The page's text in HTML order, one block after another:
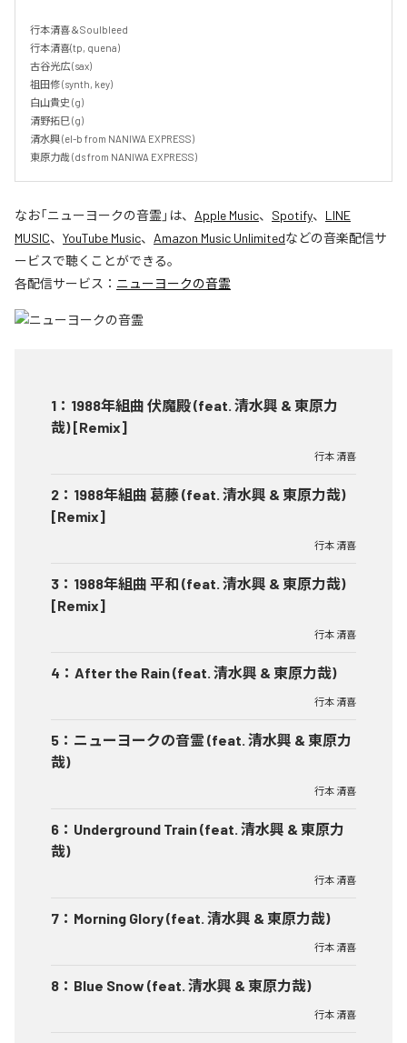
行本清喜＆Soulbleed
行本清喜(tp, quena)
古谷光広 (sax)
祖田修 (synth, key)
白山貴史 (g)
清野拓巳 (g)
清水興 (el-b from NANIWA EXPRESS)
東原力哉 (ds from NANIWA EXPRESS)
なお「ニューヨークの音霊 」は、 Apple Music、 Spotify、 LINE
MUSIC、 YouTube Music、 Amazon Music Unlimitedなどの音楽配信サ
ービスで聴くことができる。
各配信サービス： ニューヨークの音霊
1 ： 1988年組曲 伏魔殿 (feat. 清水興 & 東原力
哉) [Remix]
行本 清喜
2 ： 1988年組曲 葛藤 (feat. 清水興 & 東原力哉)
[Remix]
行本 清喜
3 ： 1988年組曲 平和 (feat. 清水興 & 東原力哉)
[Remix]
行本 清喜
4 ： After the Rain (feat. 清水興 & 東原力哉)
行本 清喜
5 ： ニューヨークの音霊 (feat. 清水興 & 東原力
哉)
行本 清喜
6 ： Underground Train (feat. 清水興 & 東原力
哉)
行本 清喜
7 ： Morning Glory (feat. 清水興 & 東原力哉)
行本 清喜
8 ： Blue Snow (feat. 清水興 & 東原力哉)
行本 清喜